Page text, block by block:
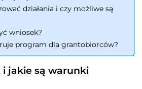
działania i czy możliwe są
wniosek?
program dla grantobiorców?
jakie są warunki